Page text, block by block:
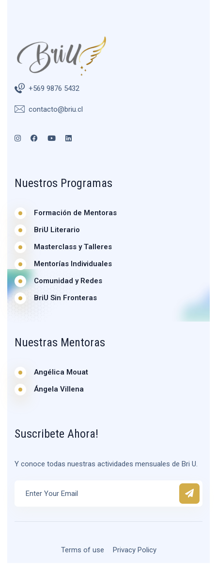
+569 9876 5432
contacto@briu.cl
Nuestros Programas
Formación de Mentoras
BriU Literario
Masterclass y Talleres
Mentorías Individuales
Comunidad y Redes
BriU Sin Fronteras
Nuestras Mentoras
Angélica Mouat
Ángela Villena
Suscribete Ahora!
Y conoce todas nuestras actividades mensuales de Bri U.
Terms of use Privacy Policy